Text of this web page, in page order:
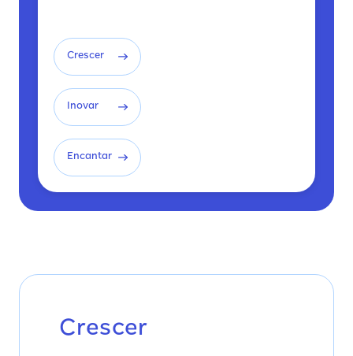
Crescer
Inovar
Encantar
Crescer